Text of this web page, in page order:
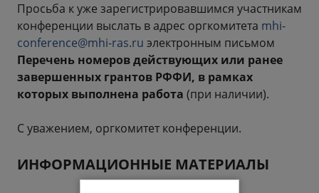
Просьба к уже зарегистрировавшимся участникам
конференции выслать в адрес оргкомитета mhi-
conference@mhi-ras.ru электронным письмом
Перечень номеров действующих или ранее
завершенных грантов РФФИ, в рамках
которых выполнена работа (при наличии).
С уважением, оргкомитет конференции.
ИНФОРМАЦИОННЫЕ МАТЕРИАЛЫ